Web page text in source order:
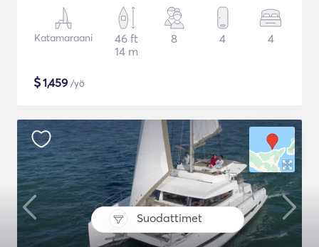
Suodattimet
Katamaraani
46 ft
14 m
8 4 4
$1,459 /yö